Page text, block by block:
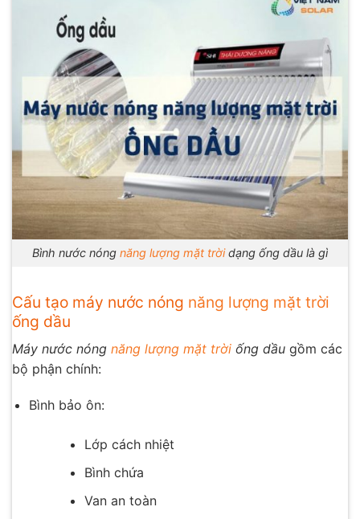
Bình nước nóng năng lượng mặt trờidạng ống dầu là gì
Cấu tạo máy nước nóng năng lượng mặt trời
ống dầu
Máy nước nóng năng lượng mặt trời ống dầu gồm các
bộ phận chính:
Bình bảo ôn:
Lớp cách nhiệt
Bình chứa
Van an toàn